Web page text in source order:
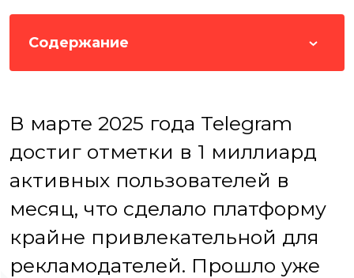
Содержание
В марте 2025 года Telegram
достиг отметки в 1 миллиард
активных пользователей в
месяц, что сделало платформу
крайне привлекательной для
рекламодателей. Прошло уже